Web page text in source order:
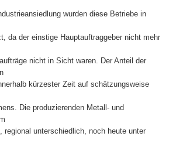
wurden diese Betriebe in
da der einstige Hauptauftraggeber nicht mehr
nicht in Sicht waren. Der Anteil der
kürzester Zeit auf schätzungsweise
Die produzierenden Metall- und
regional unterschiedlich, noch heute unter